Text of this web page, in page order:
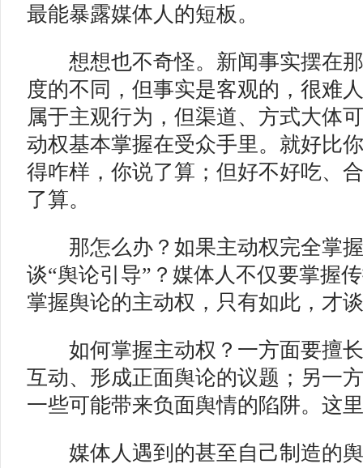
最能暴露媒体人的短板。
想想也不奇怪。新闻事实摆在那
度的不同，但事实是客观的，很难
属于主观行为，但渠道、方式大体
动权基本掌握在受众手里。就好比
得咋样，你说了算；但好不好吃、
了算。
那怎么办？如果主动权完全掌握
谈“舆论引导”？媒体人不仅要掌握
掌握舆论的主动权，只有如此，才
如何掌握主动权？一方面要擅长
互动、形成正面舆论的议题；另一
一些可能带来负面舆情的陷阱。这
媒体人遇到的甚至自己制造的舆